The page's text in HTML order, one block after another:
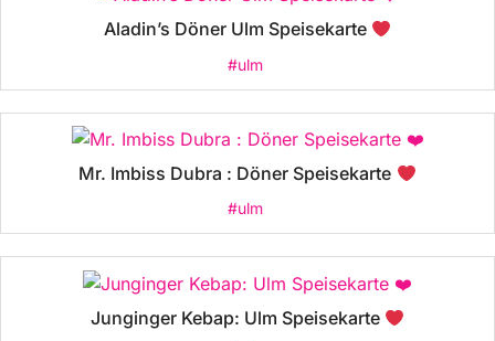
Aladin’s Döner Ulm Speisekarte
#ulm
Mr. Imbiss Dubra : Döner Speisekarte
#ulm
Junginger Kebap: Ulm Speisekarte